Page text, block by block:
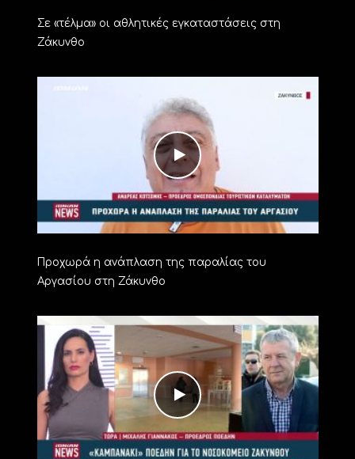
Σε «τέλμα» οι αθλητικές εγκαταστάσεις στη
Ζάκυνθο
Προχωρά η ανάπλαση της παραλίας του
Αργασίου στη Ζάκυνθο